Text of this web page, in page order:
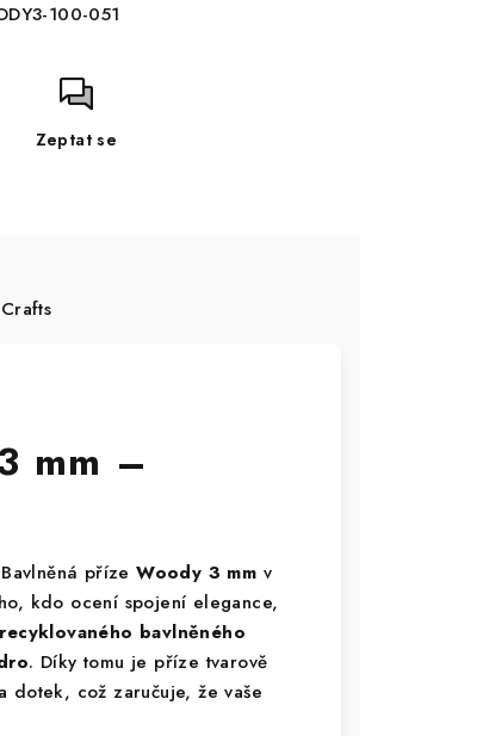
100-051
Zeptat se
mm –
přízeWoody 3 mm v
kdo ocení spojení elegance,
bavlněného
. Díky tomu je příze tvarově
dotek, což zaručuje, že vaše